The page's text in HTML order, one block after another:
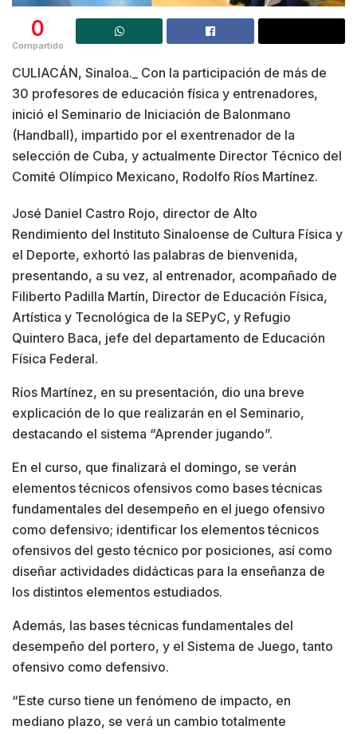
0
Compartido
CULIACÁN, Sinaloa._ Con la participación de más de
30 profesores de educación física y entrenadores,
inició el Seminario de Iniciación de Balonmano
(Handball), impartido por el exentrenador de la
selección de Cuba, y actualmente Director Técnico del
Comité Olímpico Mexicano, Rodolfo Ríos Martínez.
José Daniel Castro Rojo, director de Alto
Rendimiento del Instituto Sinaloense de Cultura Física y
el Deporte, exhortó las palabras de bienvenida,
presentando, a su vez, al entrenador, acompañado de
Filiberto Padilla Martín, Director de Educación Física,
Artística y Tecnológica de la SEPyC, y Refugio
Quintero Baca, jefe del departamento de Educación
Física Federal.
Ríos Martínez, en su presentación, dio una breve
explicación de lo que realizarán en el Seminario,
destacando el sistema “Aprender jugando”.
En el curso, que finalizará el domingo, se verán
elementos técnicos ofensivos como bases técnicas
fundamentales del desempeño en el juego ofensivo
como defensivo; identificar los elementos técnicos
ofensivos del gesto técnico por posiciones, así como
diseñar actividades didácticas para la enseñanza de
los distintos elementos estudiados.
Además, las bases técnicas fundamentales del
desempeño del portero, y el Sistema de Juego, tanto
ofensivo como defensivo.
“Este curso tiene un fenómeno de impacto, en
mediano plazo, se verá un cambio totalmente